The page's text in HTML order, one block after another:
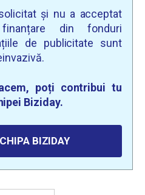
și nu a acceptat
din fonduri
de publicitate sunt
poți contribui tu
Biziday.
BIZIDAY